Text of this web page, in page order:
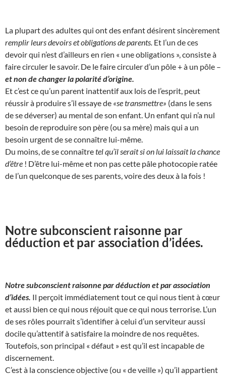
La plupart des adultes qui ont des enfant désirent sincèrement
remplir leurs devoirs et obligations de parents. Et l’un de ces
devoir qui n’est d’ailleurs en rien « une obligations », consiste à
faire circuler le savoir. De le faire circuler d’un pôle + à un pôle –
et non de changer la polarité d’origine.
Et c’est ce qu’un parent inattentif aux lois de l’esprit, peut
réussir à produire s’il essaye de «se transmettre» (dans le sens
de se déverser) au mental de son enfant. Un enfant qui n’a nul
besoin de reproduire son père (ou sa mère) mais qui a un
besoin urgent de se connaître lui-même.
Du moins, de se connaîtretel qu’il serait si on lui laissait la chance
d’être ! D’être lui-même et non pas cette pâle photocopie ratée
de l’un quelconque de ses parents, voire des deux à la fois !
Notre subconscient raisonne par
déduction et par association d’idées.
Notre subconscient raisonne par déduction et par association
d’idées. Il perçoit immédiatement tout ce qui nous tient à cœur
et aussi bien ce qui nous réjouit que ce qui nous terrorise. L’un
de ses rôles pourrait s’identifier à celui d’un serviteur aussi
docile qu’attentif à satisfaire la moindre de nos requêtes.
Toutefois, son principal « défaut » est qu’il est incapable de
discernement.
C’est à la conscience objective (ou « de veille ») qu’il appartient